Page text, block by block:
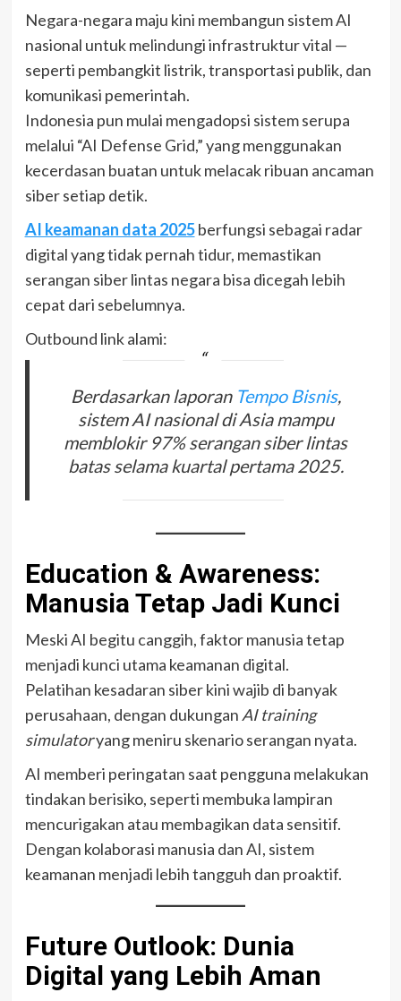
Negara-negara maju kini membangun sistem AI
nasional untuk melindungi infrastruktur vital —
seperti pembangkit listrik, transportasi publik, dan
komunikasi pemerintah.
Indonesia pun mulai mengadopsi sistem serupa
melalui “AI Defense Grid,” yang menggunakan
kecerdasan buatan untuk melacak ribuan ancaman
siber setiap detik.
AI keamanan data 2025berfungsi sebagai radar
digital yang tidak pernah tidur, memastikan
serangan siber lintas negara bisa dicegah lebih
cepat dari sebelumnya.
Outbound link alami:
Berdasarkan laporan Tempo Bisnis,
sistem AI nasional di Asia mampu
memblokir 97% serangan siber lintas
batas selama kuartal pertama 2025.
Education & Awareness:
Manusia Tetap Jadi Kunci
Meski AI begitu canggih, faktor manusia tetap
menjadi kunci utama keamanan digital.
Pelatihan kesadaran siber kini wajib di banyak
perusahaan, dengan dukungan AI training
simulatoryang meniru skenario serangan nyata.
AI memberi peringatan saat pengguna melakukan
tindakan berisiko, seperti membuka lampiran
mencurigakan atau membagikan data sensitif.
Dengan kolaborasi manusia dan AI, sistem
keamanan menjadi lebih tangguh dan proaktif.
Future Outlook: Dunia
Digital yang Lebih Aman